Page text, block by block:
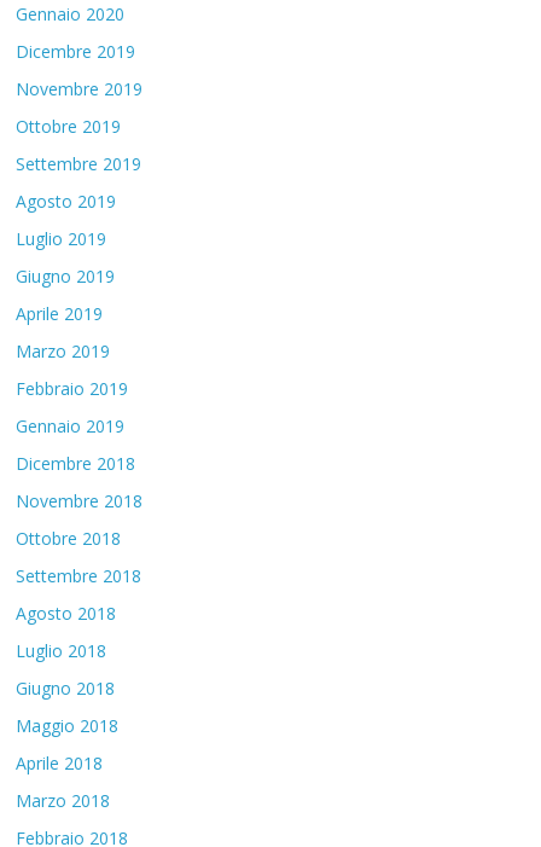
Gennaio 2020
Dicembre 2019
Novembre 2019
Ottobre 2019
Settembre 2019
Agosto 2019
Luglio 2019
Giugno 2019
Aprile 2019
Marzo 2019
Febbraio 2019
Gennaio 2019
Dicembre 2018
Novembre 2018
Ottobre 2018
Settembre 2018
Agosto 2018
Luglio 2018
Giugno 2018
Maggio 2018
Aprile 2018
Marzo 2018
Febbraio 2018